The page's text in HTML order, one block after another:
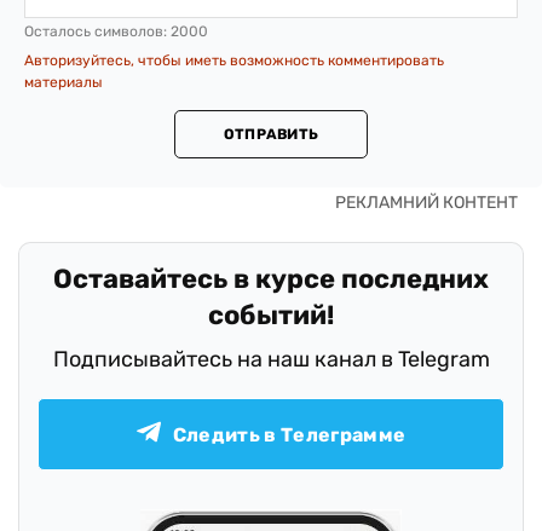
Осталось символов: 2000
Авторизуйтесь, чтобы иметь возможность комментировать
материалы
ОТПРАВИТЬ
Оставайтесь в курсе последних
событий!
Подписывайтесь на наш канал в Telegram
Следить в Телеграмме